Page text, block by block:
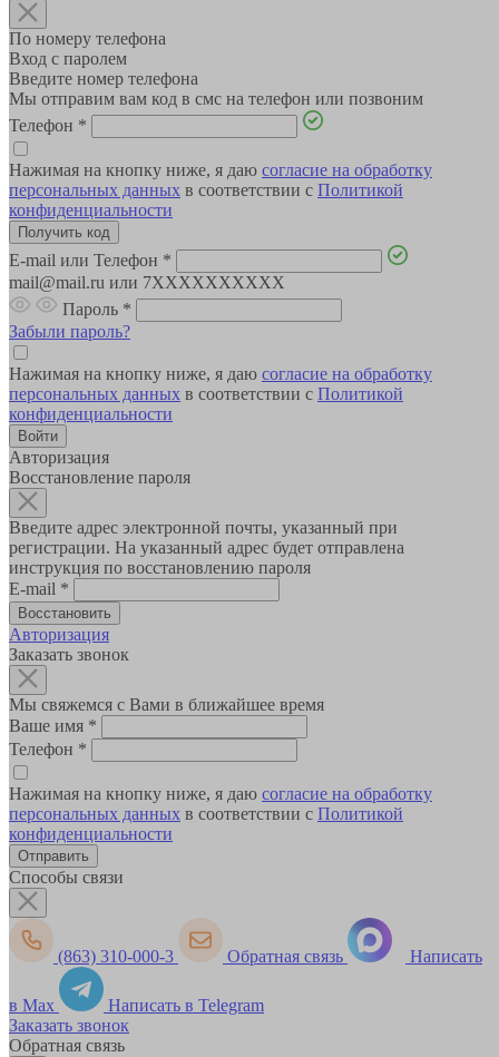
По номеру телефона
Вход с паролем
Введите номер телефона
Мы отправим вам код в смс на телефон или позвоним
Телефон *
Нажимая на кнопку ниже, я даю согласие на обработку
персональных данных в соответствии с Политикой
конфиденциальности
E-mail или Телефон *
mail@mail.ru или 7XXXXXXXXXX
Пароль *
Забыли пароль?
Нажимая на кнопку ниже, я даю согласие на обработку
персональных данных в соответствии с Политикой
конфиденциальности
Авторизация
Восстановление пароля
Введите адрес электронной почты, указанный при
регистрации. На указанный адрес будет отправлена
инструкция по восстановлению пароля
E-mail *
Авторизация
Заказать звонок
Мы свяжемся с Вами в ближайшее время
Ваше имя *
Телефон *
Нажимая на кнопку ниже, я даю согласие на обработку
персональных данных в соответствии с Политикой
конфиденциальности
Способы связи
(863) 310-000-3 Обратная связь Написать
в Max
Написать в Telegram
Заказать звонок
Обратная связь